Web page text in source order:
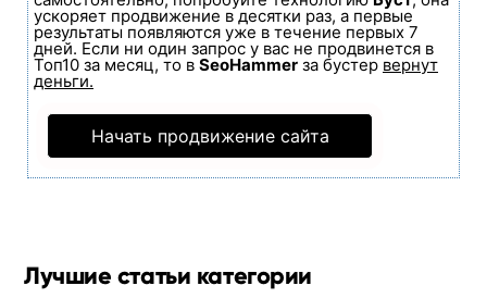
ускоряет продвижение в десятки раз, а первые
результаты появляются уже в течение первых 7
дней. Если ни один запрос у вас не продвинется в
Топ10 за месяц, то в SeoHammer за бустер вернут
деньги.
Начать продвижение сайта
Лучшие статьи категории